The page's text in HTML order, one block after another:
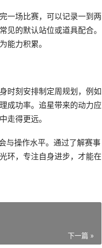
一场比赛，可以记录一到两
见的默认站位或道具配合。
能力积累。
时刻安排制定周规划，例如
成功率。追星带来的动力应
走得更远。
与操作水平。通过了解赛事
环，专注自身进步，才能在
下一篇 »